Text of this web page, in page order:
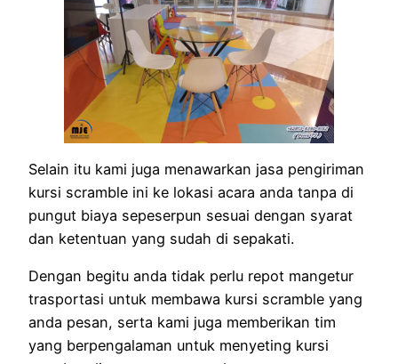
Selain itu kami juga menawarkan jasa pengiriman
kursi scramble ini ke lokasi acara anda tanpa di
pungut biaya sepeserpun sesuai dengan syarat
dan ketentuan yang sudah di sepakati.
Dengan begitu anda tidak perlu repot mangetur
trasportasi untuk membawa kursi scramble yang
anda pesan, serta kami juga memberikan tim
yang berpengalaman untuk menyeting kursi